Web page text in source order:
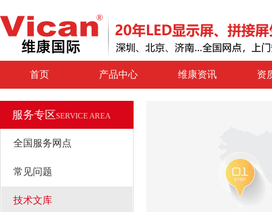
首页 产品中心 维康资讯 资
服务专区 SERVICE AREA
全国服务网点
常见问题
技术文库